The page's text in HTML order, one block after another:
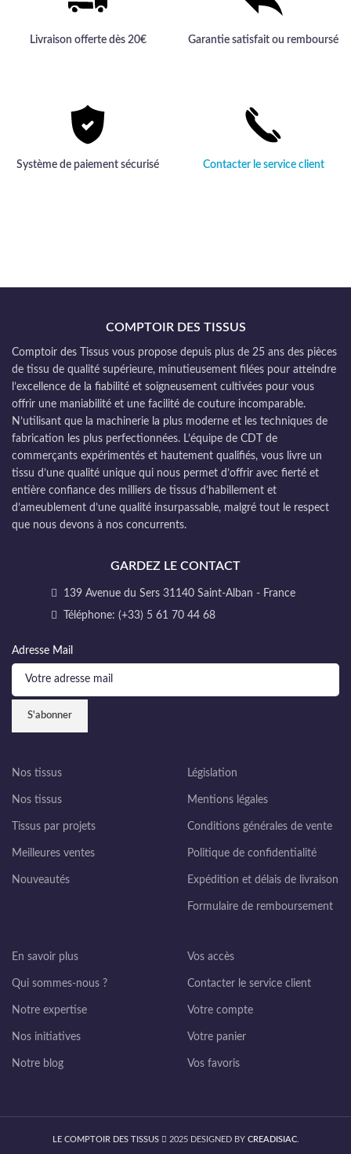
Livraison offerte dès 20€ Garantie satisfait ou remboursé
Système de paiement sécurisé Contacter le service client
COMPTOIR DES TISSUS
Comptoir des Tissus vous propose depuis plus de 25 ans des pièces
de tissu de qualité supérieure, minutieusement filées pour atteindre
l’excellence de la fiabilité et soigneusement cultivées pour vous
offrir une maniabilité et une facilité de couture incomparable.
N’utilisant que la machinerie la plus moderne et les techniques de
fabrication les plus perfectionnées. L’équipe de CDT de
commerçants expérimentés et hautement qualifiés, vous livre un
tissu d’une qualité unique qui nous permet d’offrir avec fierté et
entière confiance des milliers de tissus d’habillement et
d’ameublement d’une qualité insurpassable, malgré tout le respect
que nous devons à nos concurrents.
GARDEZ LE CONTACT
139 Avenue du Sers 31140 Saint-Alban - France
Téléphone: (+33) 5 61 70 44 68
Adresse Mail
Nos tissus
Nos tissus
Tissus par projets
Meilleures ventes
Nouveautés
Législation
Mentions légales
Conditions générales de vente
Politique de confidentialité
Expédition et délais de livraison
Formulaire de remboursement
En savoir plus
Qui sommes-nous ?
Notre expertise
Nos initiatives
Notre blog
Vos accès
Contacter le service client
Votre compte
Votre panier
Vos favoris
LE COMPTOIR DES TISSUS 2025 DESIGNED BY CREADISIAC.